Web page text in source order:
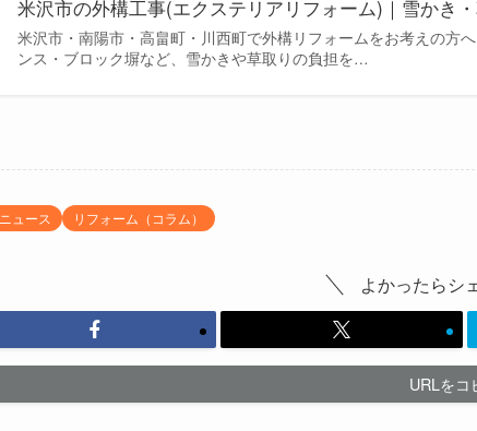
米沢市の外構工事(エクステリアリフォーム)｜雪かき
米沢市・南陽市・高畠町・川西町で外構リフォームをお考えの方
ンス・ブロック塀など、雪かきや草取りの負担を…
ニュース リフォーム（コラム）
よかったらシ
URLをコ